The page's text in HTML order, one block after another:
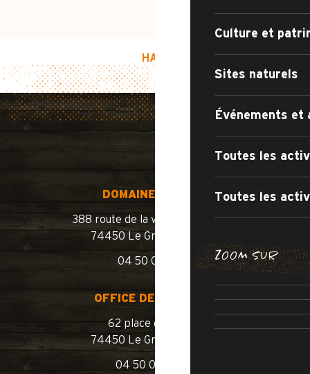
Culture et
Sites naturels
Événements et
Toutes les
Toutes les
ZOOM SUR
BALADES
OUVERTURE
LES
PISCINE
HAUT DE PAGE
DOMAINE SKIABLE
388 route de la vallée du Bouchet
74450 Le Grand-Bornand
04 50 02 78 10
OFFICE DE TOURISME
62 place de l’église
74450 Le Grand-Bornand
04 50 02 78 00